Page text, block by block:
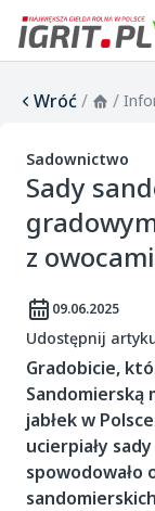
Wróć/ /
Sadownictwo
Sady
z
09.06.2025
Udostępnij
Gradobicie,
Sandomierską
jabłek w
ucierpiały
spowodowało